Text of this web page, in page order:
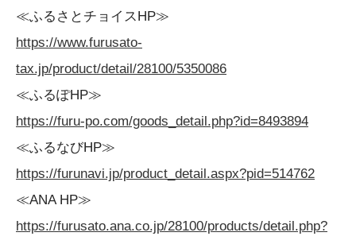
≪ふるさとチョイスHP≫
https://www.furusato-
tax.jp/product/detail/28100/5350086
≪ふるぽHP≫
https://furu-po.com/goods_detail.php?id=8493894
≪ふるなびHP≫
https://furunavi.jp/product_detail.aspx?pid=514762
≪ANA HP≫
https://furusato.ana.co.jp/28100/products/detail.php?